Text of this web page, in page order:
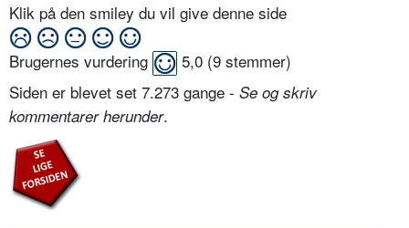
Klik på den smiley du vil give denne side
Brugernes vurdering 5,0 (9 stemmer)
Siden er blevet set 7.273 gange - Se og skriv
kommentarer herunder.